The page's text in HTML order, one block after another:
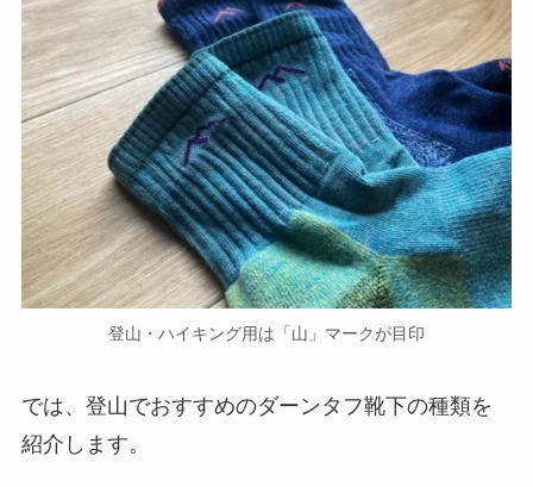
登山・ハイキング用は「山」マークが目印
では、登山でおすすめのダーンタフ靴下の種類を
紹介します。